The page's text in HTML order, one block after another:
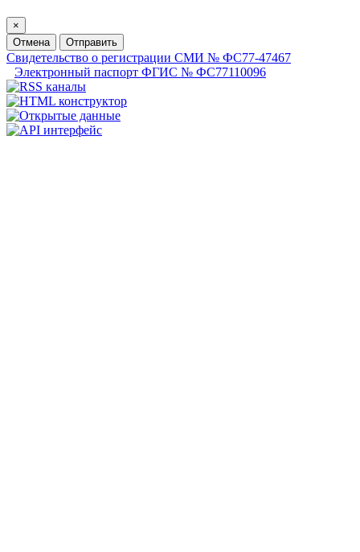
×
Отмена
Отправить
Свидетельство о регистрации СМИ № ФС77-47467
Электронный паспорт ФГИС № ФС77110096